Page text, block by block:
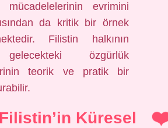
mücadelelerinin evrimini
da kritik bir örnek
Filistin halkının
özgürlük
teorik ve pratik bir
Küresel